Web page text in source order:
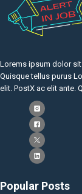
Lorems ipsum dolor
Quisque tellus purus
elit. PostX ac elit ante.
Popular Posts